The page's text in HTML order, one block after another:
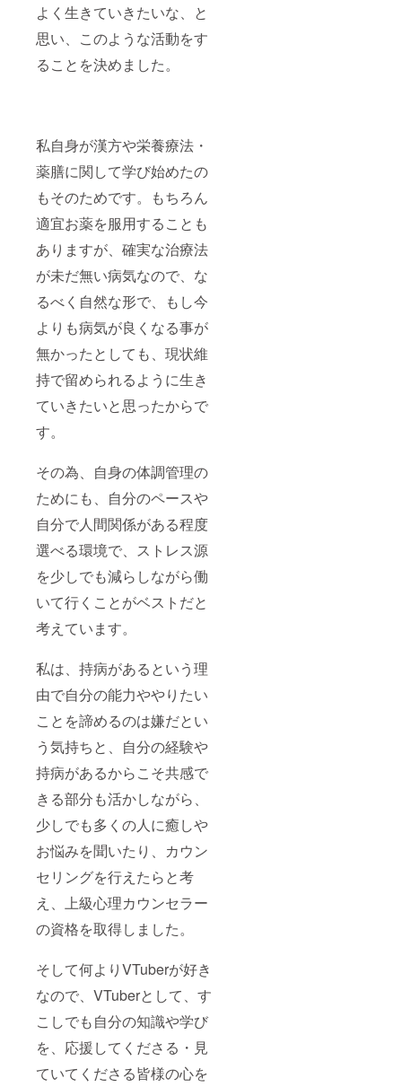
よく生きていきたいな、と
思い、このような活動をす
ることを決めました。
私自身が漢方や栄養療法・
薬膳に関して学び始めたの
もそのためです。もちろん
適宜お薬を服用することも
ありますが、確実な治療法
が未だ無い病気なので、な
るべく自然な形で、もし今
よりも病気が良くなる事が
無かったとしても、現状維
持で留められるように生き
ていきたいと思ったからで
す。
その為、自身の体調管理の
ためにも、自分のペースや
自分で人間関係がある程度
選べる環境で、ストレス源
を少しでも減らしながら働
いて行くことがベストだと
考えています。
私は、持病があるという理
由で自分の能力ややりたい
ことを諦めるのは嫌だとい
う気持ちと、自分の経験や
持病があるからこそ共感で
きる部分も活かしながら、
少しでも多くの人に癒しや
お悩みを聞いたり、カウン
セリングを行えたらと考
え、上級心理カウンセラー
の資格を取得しました。
そして何よりVTuberが好き
なので、VTuberとして、す
こしでも自分の知識や学び
を、応援してくださる・見
ていてくださる皆様の心を